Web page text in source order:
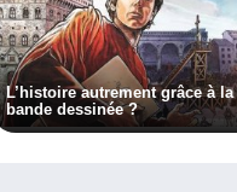
L’histoire autrement grâce à la
bande dessinée ?